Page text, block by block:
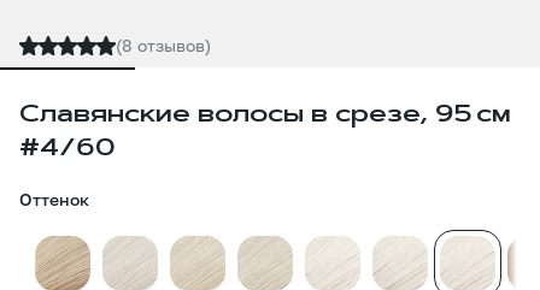
(8 отзывов)
Славянские волосы в срезе, 95 см
#4/60
Оттенок